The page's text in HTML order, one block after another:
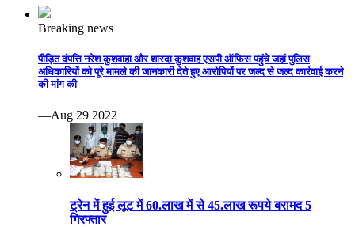
Breaking news
पीड़ित दंपत्ति नरेश कुशवाहा और शारदा कुशवाह एसपी ऑफिस पहुंचे जहां पुलिस
अधिकारियों को पूरे मामले की जानकारी देते हुए आरोपियों पर जल्द से जल्द कार्रवाई करने
की मांग की
—Aug 29 2022
ट्रेन में हुई लूट में 60.लाख में से 45.लाख रूपये बरामद 5
गिरफ्तार